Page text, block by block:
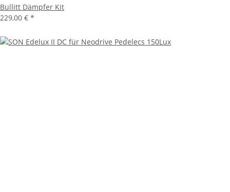
Bullitt Dämpfer Kit
229,00 € *